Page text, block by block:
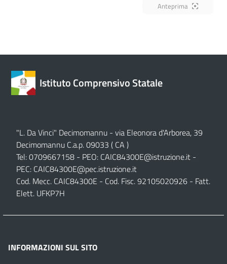
Anteprima
Istituto Comprensivo Statale
"L. Da Vinci" Decimomannu - via Eleonora d'Arborea, 39
Decimomannu C.a.p. 09033 ( CA )
Tel: 0709667158 - PEO: CAIC84300E@istruzione.it -
PEC: CAIC84300E@pec.istruzione.it
Cod. Mecc. CAIC84300E - Cod. Fisc. 92105020926 - Fatt.
Elett. UFKP7H
INFORMAZIONI SUL SITO